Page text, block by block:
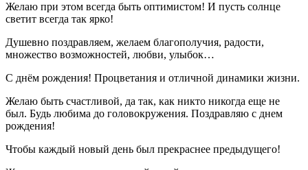
Желаю при этом всегда быть оптимистом! И пусть солнце
светит всегда так ярко!
Душевно поздравляем, желаем благополучия, радости,
множество возможностей, любви, улыбок…
С днём рождения! Процветания и отличной динамики жизни.
Желаю быть счастливой, да так, как никто никогда еще не
был. Будь любима до головокружения. Поздравляю с днем
рождения!
Чтобы каждый новый день был прекраснее предыдущего!